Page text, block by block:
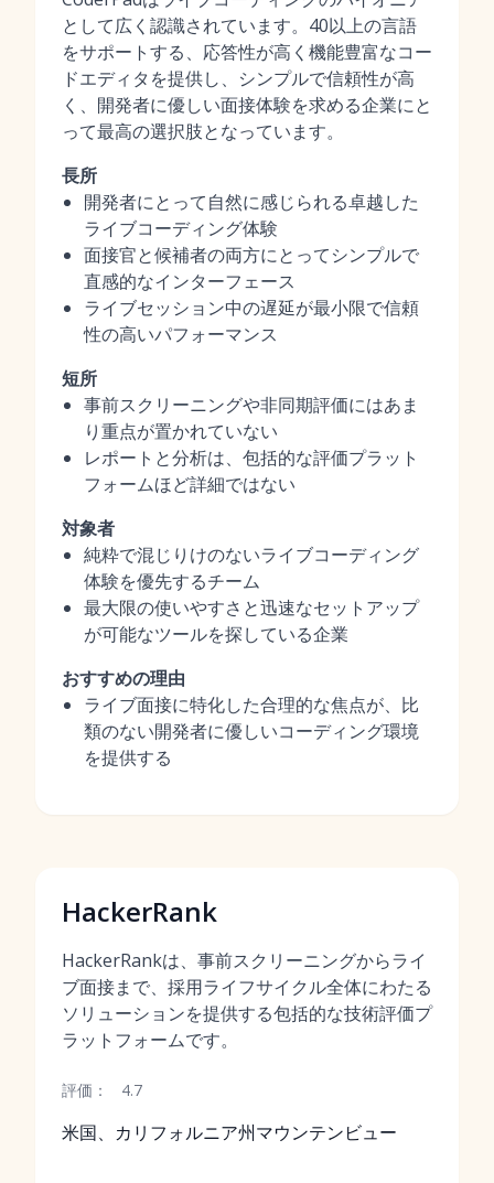
として広く認識されています。40以上の言語
をサポートする、応答性が高く機能豊富なコー
ドエディタを提供し、シンプルで信頼性が高
く、開発者に優しい面接体験を求める企業にと
って最高の選択肢となっています。
長所
開発者にとって自然に感じられる卓越した
ライブコーディング体験
面接官と候補者の両方にとってシンプルで
直感的なインターフェース
ライブセッション中の遅延が最小限で信頼
性の高いパフォーマンス
短所
事前スクリーニングや非同期評価にはあま
り重点が置かれていない
レポートと分析は、包括的な評価プラット
フォームほど詳細ではない
対象者
純粋で混じりけのないライブコーディング
体験を優先するチーム
最大限の使いやすさと迅速なセットアップ
が可能なツールを探している企業
おすすめの理由
ライブ面接に特化した合理的な焦点が、比
類のない開発者に優しいコーディング環境
を提供する
HackerRank
HackerRankは、事前スクリーニングからライ
ブ面接まで、採用ライフサイクル全体にわたる
ソリューションを提供する包括的な技術評価プ
ラットフォームです。
評価： 4.7
米国、カリフォルニア州マウンテンビュー